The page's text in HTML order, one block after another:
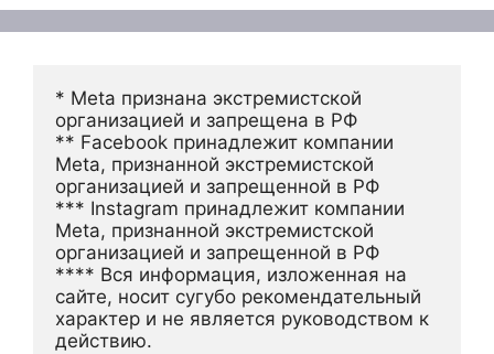
* Meta признана экстремистской
организацией и запрещена в РФ
** Facebook принадлежит компании
Meta, признанной экстремистской
организацией и запрещенной в РФ
*** Instagram принадлежит компании
Meta, признанной экстремистской
организацией и запрещенной в РФ
**** Вся информация, изложенная на
сайте, носит сугубо рекомендательный
характер и не является руководством к
действию.